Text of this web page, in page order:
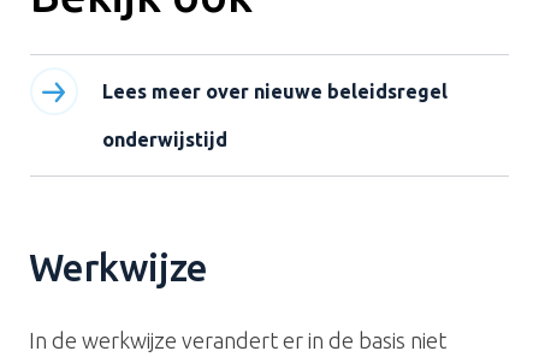
Lees meer over nieuwe beleidsregel
onderwijstijd
Werkwijze
In de werkwijze verandert er in de basis niet